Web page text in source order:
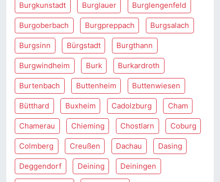
Burgkunstadt Burglauer Burglengenfeld
Burgoberbach Burgpreppach Burgsalach
Burgsinn Bürgstadt Burgthann
Burgwindheim Burk Burkardroth
Burtenbach Buttenheim Buttenwiesen
Bütthard Buxheim Cadolzburg Cham
Chamerau Chieming Chostlarn Coburg
Colmberg Creußen Dachau Dasing
Deggendorf Deining Deiningen